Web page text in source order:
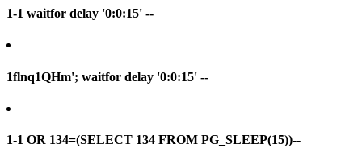
1-1 waitfor delay '0:0:15' --
1flnq1QHm'; waitfor delay '0:0:15' --
1-1 OR 134=(SELECT 134 FROM PG_SLEEP(15))--